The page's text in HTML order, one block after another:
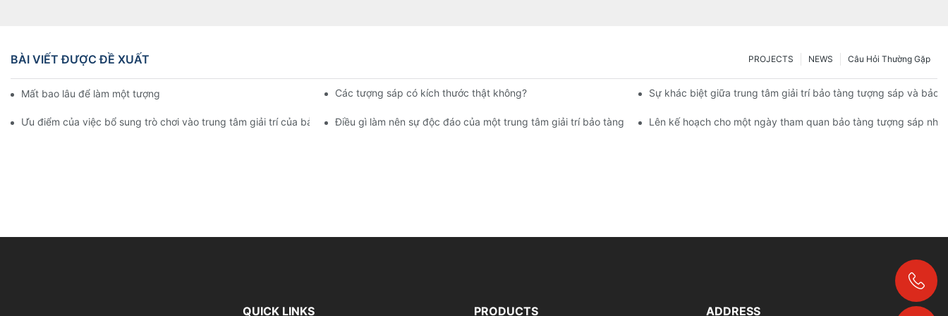
BÀI VIẾT ĐƯỢC ĐỀ XUẤT Câu Hỏi Thường Gặp
NEWS
PROJECTS
Mất bao lâu để làm một tượng sáp? Các tượng sáp có kích thước thật không? Sự khác biệt giữa trung tâm giải trí bảo tàng tượng sáp và bảo
Ưu điểm của việc bổ sung trò chơi vào trung tâm giải trí của bảo tàng tượng sáp | DXDF ArtĐiều gì làm nên sự độc đáo của một trung tâm giải trí bảo tàng tượng sáp? | DXDF ArtLên kế hoạch cho một ngày tham quan bảo tàng tượng sáp như
QUICK LINKS PRODUCTS ADDRESS